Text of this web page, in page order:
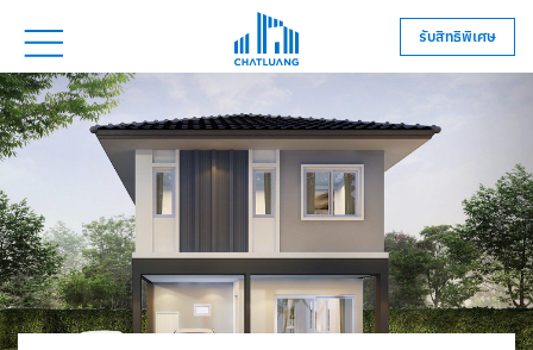
รับสิทธิพิเศษ